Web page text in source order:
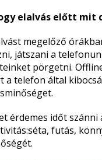
elalvás előtt mit
megelőző
játszani a
pörgetni.
a telefon által
érdemes időt szánni
futás,